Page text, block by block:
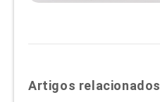
Artigos relacionados